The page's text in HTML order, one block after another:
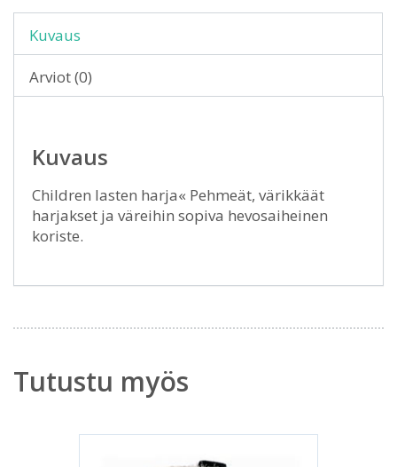
Kuvaus
Arviot (0)
Kuvaus
Children lasten harja« Pehmeät, värikkäät
harjakset ja väreihin sopiva hevosaiheinen
koriste.
Tutustu myös